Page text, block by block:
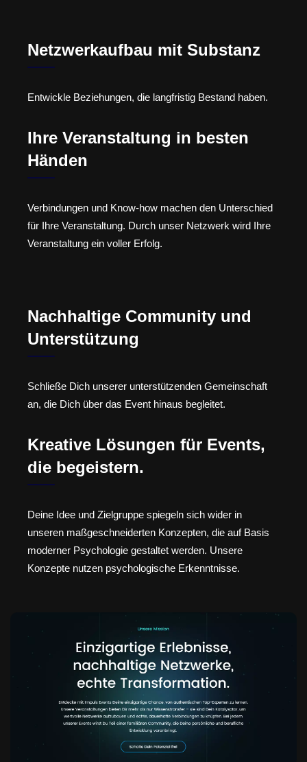
Netzwerkaufbau mit Substanz
Entwickle Beziehungen, die langfristig Bestand haben.
Ihre Veranstaltung in besten
Händen
Verbindungen und Know-how machen den Unterschied
für Ihre Veranstaltung. Durch unser Netzwerk wird Ihre
Veranstaltung ein voller Erfolg.
Nachhaltige Community und
Unterstützung
Schließe Dich unserer unterstützenden Gemeinschaft
an, die Dich über das Event hinaus begleitet.
Kreative Lösungen für Events,
die begeistern.
Deine Idee und Zielgruppe spiegeln sich wider in
unseren maßgeschneiderten Konzepten, die auf Basis
moderner Psychologie gestaltet werden. Unsere
Konzepte nutzen psychologische Erkenntnisse.